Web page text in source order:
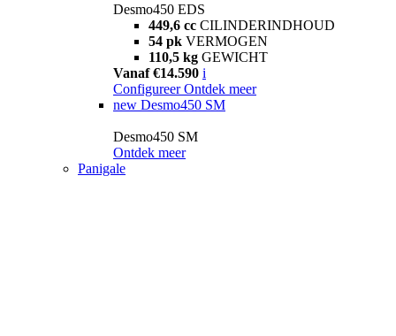
Desmo450 EDS
449,6 cc CILINDERINDHOUD
54 pk VERMOGEN
110,5 kg GEWICHT
Vanaf €14.590 i
Configureer Ontdek meer
new Desmo450 SM
Desmo450 SM
Ontdek meer
Panigale